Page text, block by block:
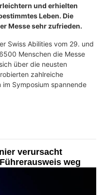
und erhielten
Leben. Die
Messe sehr zufrieden.
Swiss Abilities vom 29. und
Menschen die Messe
über die neusten
zahlreiche
Symposium spannende
verursacht
weg